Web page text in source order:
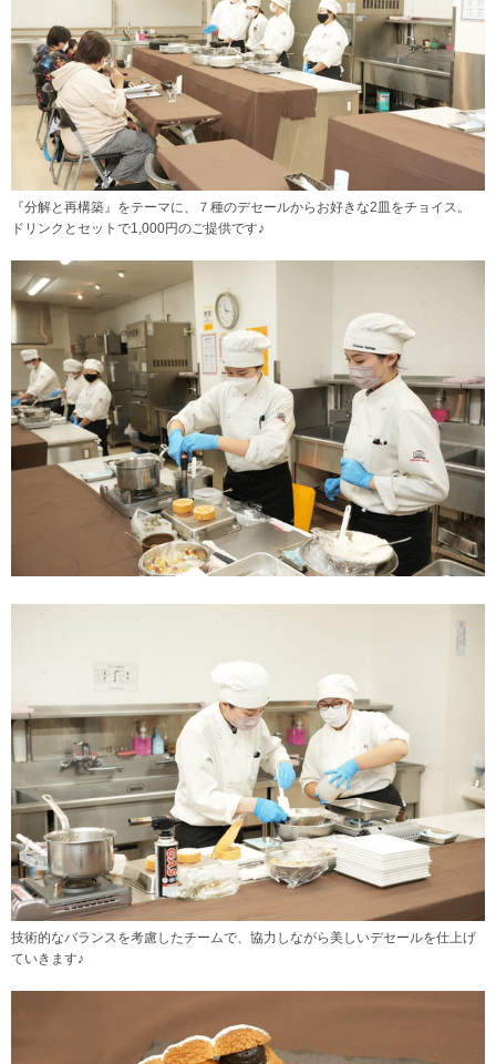
『分解と再構築』をテーマに、７種のデセールからお好きな2皿をチョイス。
ドリンクとセットで1,000円のご提供です♪
技術的なバランスを考慮したチームで、協力しながら美しいデセールを仕上げ
ていきます♪